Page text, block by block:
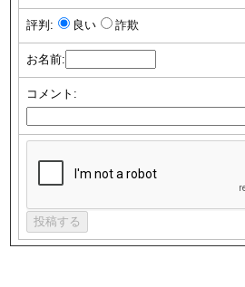
評判: 良い 詐欺
お名前:
コメント: